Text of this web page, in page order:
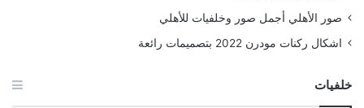
صور الأهلي أجمل صور وخلفيات للأهلي
اشكال ركنات مودرن 2022 بتصميمات رائعة
خلفيات